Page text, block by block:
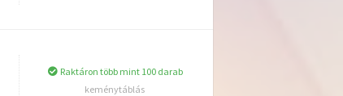
Raktáron több mint 100 darab
keménytáblás